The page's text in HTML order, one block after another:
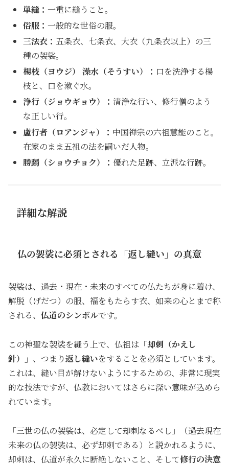
単縫： 一重に縫うこと。
俗服： 一般的な世俗の服。
三法衣：五条衣、七条衣、大衣（九条衣以上）の三
種の袈裟。
楊枝（ヨウジ） 澡水（そうすい）： 口を洗浄する楊
枝と、口を漱ぐ水。
浄行（ジョウギョウ）：清浄な行い、修行僧のよう
な正しい行。
盧行者（ロアンジャ）： 中国禅宗の六祖慧能のこと。
在家のまま五祖の法を嗣いだ人物。
勝躅（ショウチョク）： 優れた足跡、立派な行跡。
詳細な解説
仏の袈裟に必須とされる「返し縫い」の真意
袈裟は、過去・現在・未来のすべての仏たちが身に着け、
解脱（げだつ）の服、福をもたらす衣、如来の心とまで称
される、 仏道のシンボルです。
この神聖な袈裟を縫う上で、仏祖は 「却刺（かえし
針）」 、つまり返し縫いをすることを必須としています。
これは、縫い目が解けないようにするための、非常に現実
的な技法ですが、仏教においてはさらに深い意味が込めら
れています。
「三世の仏の袈裟は、必定して却刺なるべし」（過去現在
未来の仏の袈裟は、必ず却刺である）と説かれるように、
却刺は、仏道が永久に断絶しないこと、そして修行の決意